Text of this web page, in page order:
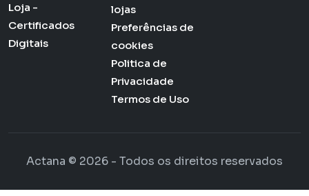
Loja -
Certificados
Digitais
lojas
Preferências de
cookies
Politica de
Privacidade
Termos de Uso
Actana © 2026 - Todos os direitos reservados